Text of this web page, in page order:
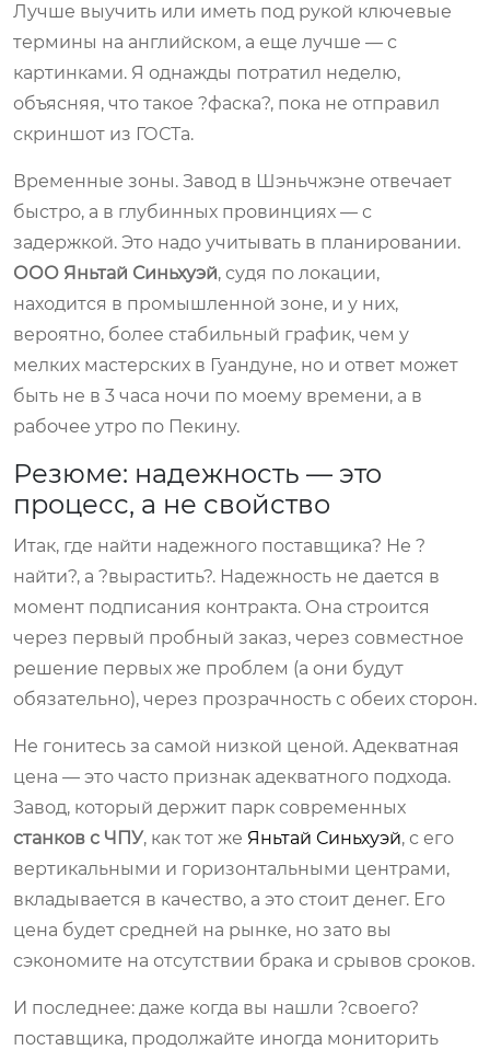
Лучше выучить или иметь под рукой ключевые
термины на английском, а еще лучше — с
картинками. Я однажды потратил неделю,
объясняя, что такое ?фаска?, пока не отправил
скриншот из ГОСТа.
Временные зоны. Завод в Шэньчжэне отвечает
быстро, а в глубинных провинциях — с
задержкой. Это надо учитывать в планировании.
ООО Яньтай Синьхуэй, судя по локации,
находится в промышленной зоне, и у них,
вероятно, более стабильный график, чем у
мелких мастерских в Гуандуне, но и ответ может
быть не в 3 часа ночи по моему времени, а в
рабочее утро по Пекину.
Резюме: надежность — это
процесс, а не свойство
Итак, где найти надежного поставщика? Не ?
найти?, а ?вырастить?. Надежность не дается в
момент подписания контракта. Она строится
через первый пробный заказ, через совместное
решение первых же проблем (а они будут
обязательно), через прозрачность с обеих сторон.
Не гонитесь за самой низкой ценой. Адекватная
цена — это часто признак адекватного подхода.
Завод, который держит парк современных
станков с ЧПУ, как тот же Яньтай Синьхуэй, с его
вертикальными и горизонтальными центрами,
вкладывается в качество, а это стоит денег. Его
цена будет средней на рынке, но зато вы
сэкономите на отсутствии брака и срывов сроков.
И последнее: даже когда вы нашли ?своего?
поставщика, продолжайте иногда мониторить